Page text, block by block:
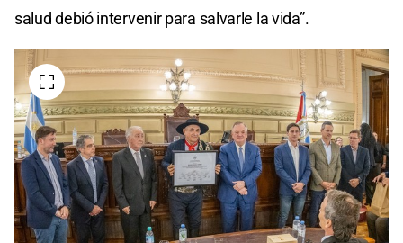
salud debió intervenir para salvarle la vida”.